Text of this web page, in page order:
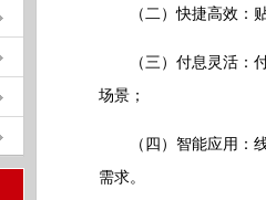
（二）快捷高效：贴
（三）付息灵活：付
场景；
（四）智能应用：线
需求。